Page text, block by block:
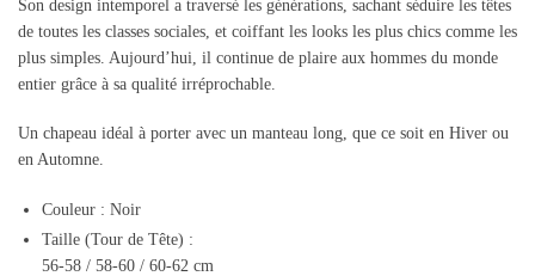
Son design intemporel a traversé les générations, sachant séduire les têtes
de toutes les classes sociales, et coiffant les looks les plus chics comme les
plus simples. Aujourd’hui, il continue de plaire aux hommes du monde
entier grâce à sa qualité irréprochable.
Un chapeau idéal à porter avec un manteau long, que ce soit en Hiver ou
en Automne.
Couleur : Noir
Taille (Tour de Tête) :
56-58 / 58-60 / 60-62 cm